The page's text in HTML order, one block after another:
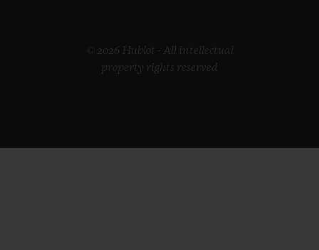
© 2026 Hublot - All intellectual
property rights reserved